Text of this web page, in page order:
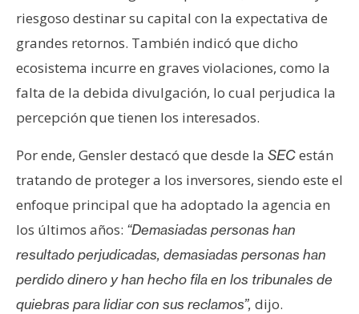
a
T
e
a
s
R
e
u
r
s
riesgoso destinar su capital con la expectativa de
grandes retornos. También indicó que dicho
ecosistema incurre en graves violaciones, como la
falta de la debida divulgación, lo cual perjudica la
percepción que tienen los interesados.
Por ende, Gensler destacó que desde la SECestán
tratando de proteger a los inversores, siendo este el
enfoque principal que ha adoptado la agencia en
los últimos años: “Demasiadas personas han
resultado perjudicadas, demasiadas personas han
perdido dinero y han hecho fila en los tribunales de
quiebras para lidiar con sus reclamos”, dijo.